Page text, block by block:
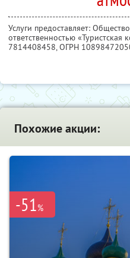
Услуги предоставляет:
ответственностью «Туристская
7814408458, ОГРН
Похожие акции:
-51%